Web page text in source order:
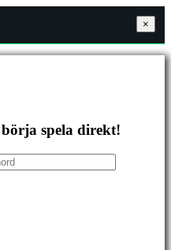
×
spela direkt!
×
×